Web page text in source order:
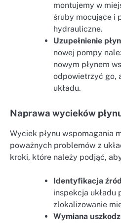
montujemy w
śruby mocujące i
hydrauliczne.
Uzupełnienie
nowej pompy
nowym płynem
odpowietrzyć go,
układu.
Naprawa wycieków
Wyciek płynu wspomagania
poważnych problemów z
kroki, które należy podjąć,
Identyfikacja
inspekcja układu
zlokalizowanie
Wymiana